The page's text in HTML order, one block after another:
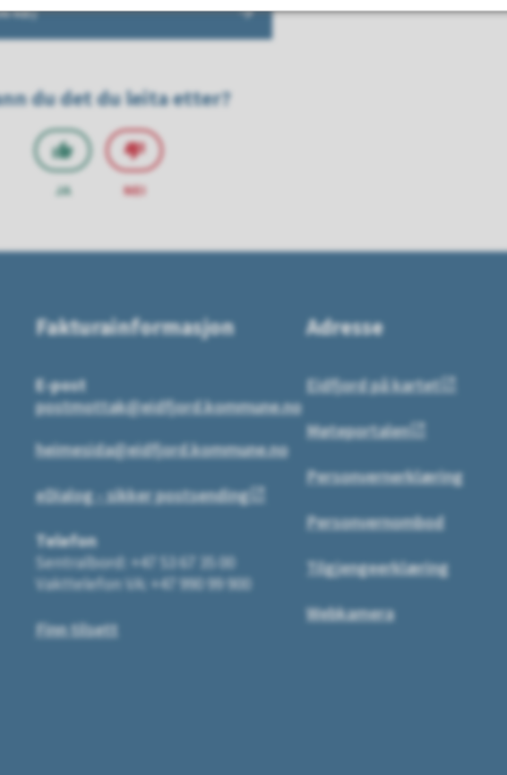
kB)
du det du leita etter?
JA NEI
Fakturainformasjon
E-post
postmottak@eidfjord.kommune.no
heimesida@eidfjord.kommune.no
eDialog - sikker postsending
Telefon
Sentralbord: +47 53 67 35 00
Vakttelefon VA: +47 990 99 900
Finn tilsett
Adresse
Eidfjord på kartet
Møteportalen
Personvernerklæring
Personvernombod
Tilgjengeerklæring
Webkamera